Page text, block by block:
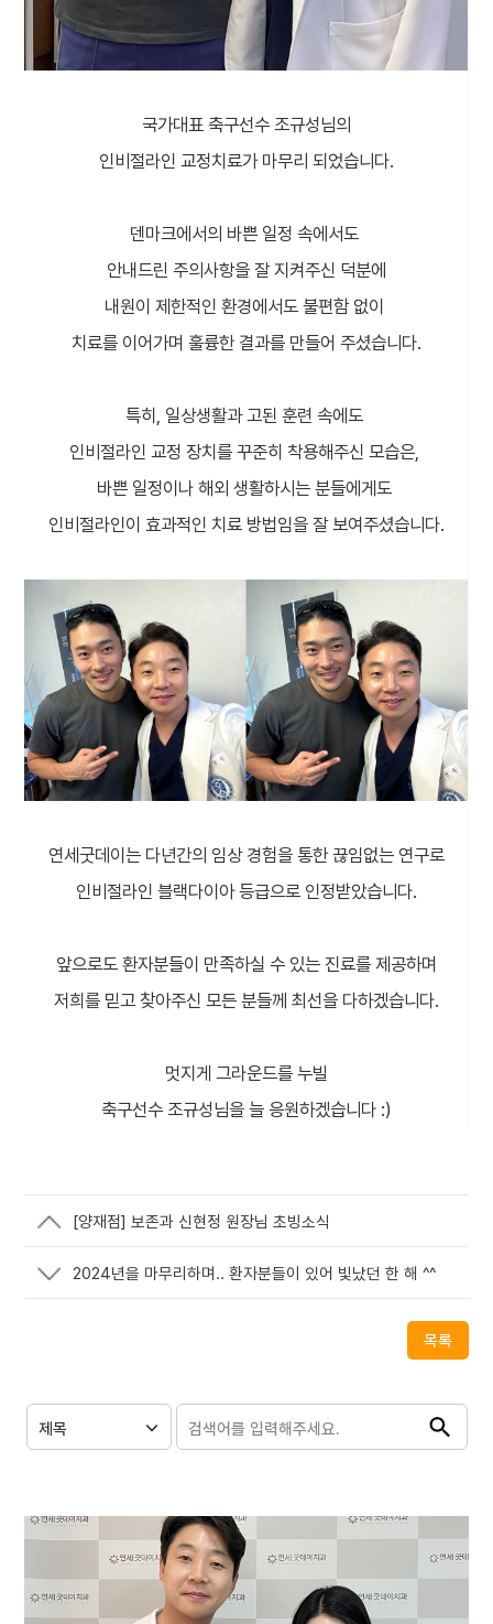
국가대표 축구선수 조규성님의
인비절라인 교정치료가 마무리 되었습니다.
덴마크에서의 바쁜 일정 속에서도
안내드린 주의사항을 잘 지켜주신 덕분에
내원이 제한적인 환경에서도 불편함 없이
치료를 이어가며 훌륭한 결과를 만들어 주셨습니다.
특히, 일상생활과 고된 훈련 속에도
인비절라인 교정 장치를 꾸준히 착용해주신 모습은,
바쁜 일정이나 해외 생활하시는 분들에게도
인비절라인이 효과적인 치료 방법임을 잘 보여주셨습니다.
연세굿데이는 다년간의 임상 경험을 통한 끊임없는 연구로
인비절라인 블랙다이아 등급으로 인정받았습니다.
앞으로도 환자분들이 만족하실 수 있는 진료를 제공하며
저희를 믿고 찾아주신 모든 분들께 최선을 다하겠습니다.
멋지게 그라운드를 누빌
축구선수 조규성님을 늘 응원하겠습니다 :)
[양재점] 보존과 신현정 원장님 초빙소식
2024년을 마무리하며.. 환자분들이 있어 빛났던 한 해 ^^
목록